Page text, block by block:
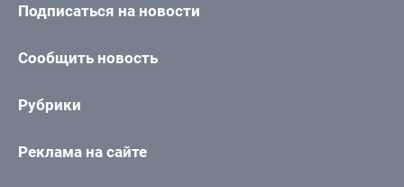
Подписаться на новости
Сообщить новость
Рубрики
Реклама на сайте